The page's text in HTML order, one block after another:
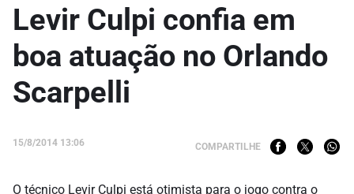
Levir Culpi confia em
boa atuação no Orlando
Scarpelli
15/8/2014 13:06 COMPARTILHE
O técnico Levir Culpi está otimista para o jogo contra o